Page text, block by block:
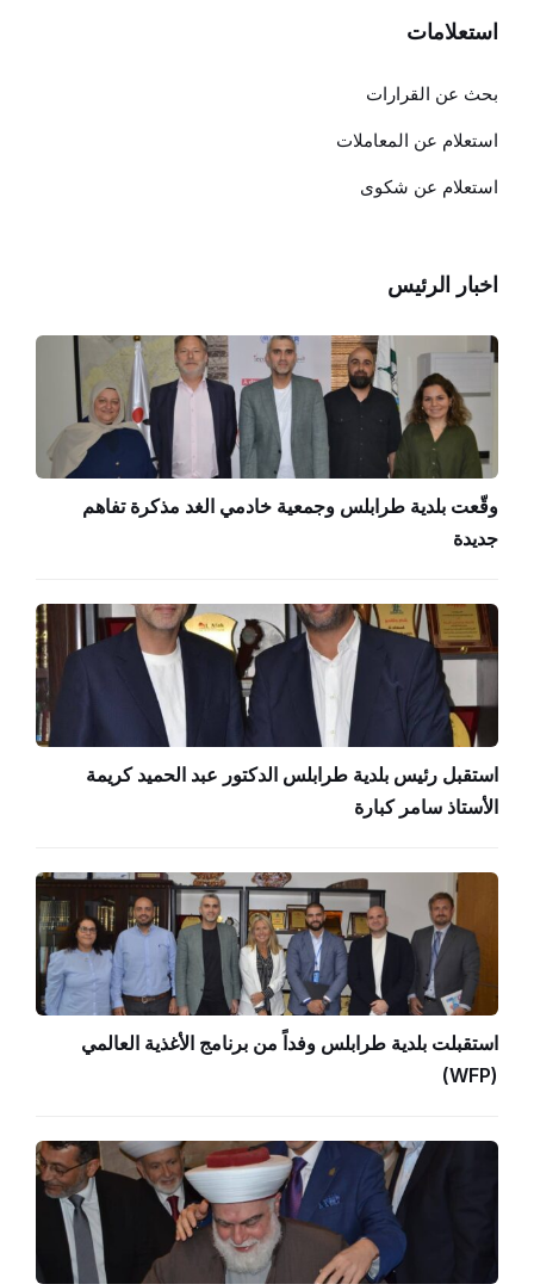
استعلامات
بحث عن القرارات
استعلام عن المعاملات
استعلام عن شكوى
اخبار الرئيس
وقّعت بلدية طرابلس وجمعية خادمي الغد مذكرة تفاهم
جديدة
استقبل رئيس بلدية طرابلس الدكتور عبد الحميد كريمة
الأستاذ سامر كبارة
استقبلت بلدية طرابلس وفداً من برنامج الأغذية العالمي
(WFP)